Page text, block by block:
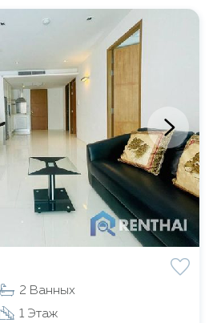
и доступом через
Все это делает
и безопасным.
ключевые
северной части Паттайи.
находится знаменитый
of Truth. Рядом
и чистый пляж Wong
подходит для отдыха. В
ухоженные парки
салоны и
Паттайи, где находятся
Walking Street
развлечений.
2 Ванных
1 Этаж